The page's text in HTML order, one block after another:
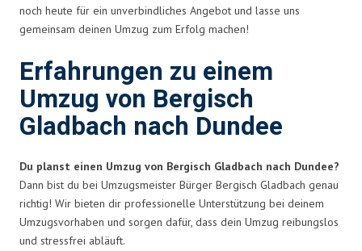
noch heute für ein unverbindliches Angebot und lasse uns
gemeinsam deinen Umzug zum Erfolg machen!
Erfahrungen zu einem
Umzug von Bergisch
Gladbach nach Dundee
Du planst einen Umzug von Bergisch Gladbach nach Dundee?
Dann bist du bei Umzugsmeister Bürger Bergisch Gladbach genau
richtig! Wir bieten dir professionelle Unterstützung bei deinem
Umzugsvorhaben und sorgen dafür, dass dein Umzug reibungslos
und stressfrei abläuft.